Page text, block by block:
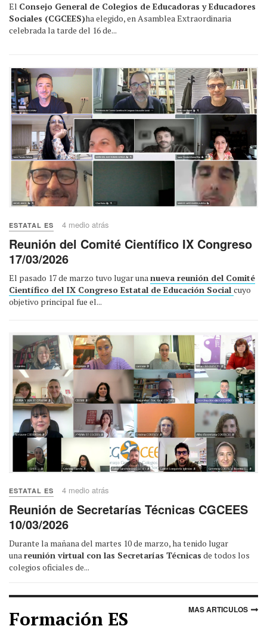
El Consejo General de Colegios de Educadoras y Educadores
Sociales (CGCEES)ha elegido, en Asamblea Extraordinaria
celebrada la tarde del 16 de...
ESTATAL ES 4 medio atrás
Reunión del Comité Científico IX Congreso
17/03/2026
El pasado 17 de marzo tuvo lugar unanueva reunión del Comité
Científico del IX Congreso Estatal de Educación Social cuyo
objetivo principal fue el...
ESTATAL ES 4 medio atrás
Reunión de Secretarías Técnicas CGCEES
10/03/2026
Durante la mañana del martes 10 de marzo, ha tenido lugar
unareunión virtual con las Secretarías Técnicas de todos los
colegios oficiales de...
Formación ES MAS ARTICULOS